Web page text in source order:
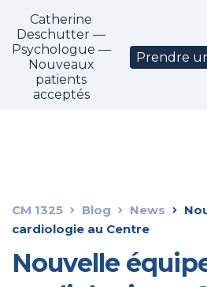
CM1325
CM 1325 Blog News
cardiologie au Centre
Nouvelle
Catherine
Deschutter —
Psychologue —
Nouveaux
patients
acceptés
Prendre